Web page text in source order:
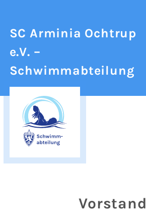
SC Arminia Ochtrup
e.V. –
Schwimmabteilung
Vorstand